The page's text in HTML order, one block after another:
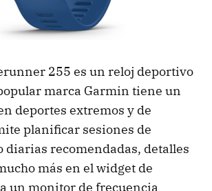
255 es un reloj deportivo
marca Garmin tiene un
deportes extremos y de
planificar sesiones de
recomendadas, detalles
más en el widget de
un monitor de frecuencia